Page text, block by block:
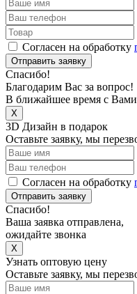
Согласен на обработку
Отправить заявку
Спасибо!
Благодарим Вас за вопрос!
В ближайшее время с
X
3D Дизайн в подарок
Оставьте заявку, мы
Согласен на обработку
Отправить заявку
Спасибо!
Ваша заявка отправлена,
ожидайте звонка
X
Узнать оптовую цену
Оставьте заявку, мы